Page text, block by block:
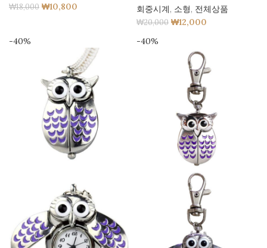
₩18,000 ₩10,800 회중시계, 소형, 전체상품
₩20,000 ₩12,000
-40%
-40%